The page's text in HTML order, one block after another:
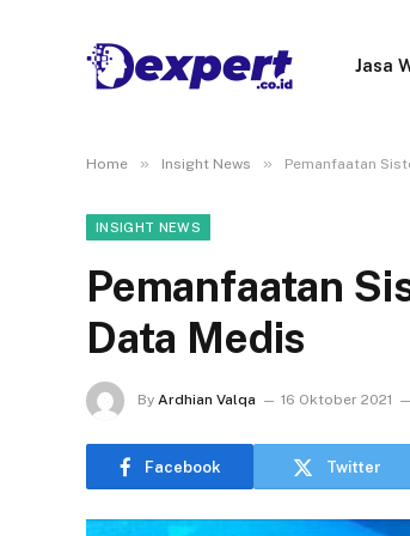
Jasa
Home » Insight News » Pemanfaatan
INSIGHT NEWS
Pemanfaatan
Data Medis
By Ardhian Valqa 16 Oktober 2021
Facebook Twitter